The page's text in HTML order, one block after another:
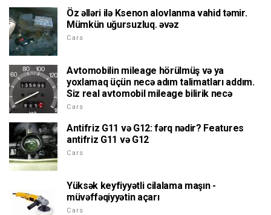
Öz əlləri ilə Ksenon alovlanma vahid təmir.
Mümkün uğursuzluq. əvəz
Cars
Avtomobilin mileage hörülmüş və ya
yoxlamaq üçün necə adım talimatları addım.
Siz real avtomobil mileage bilirik necə
Cars
Antifriz G11 və G12: fərq nədir? Features
antifriz G11 və G12
Cars
Yüksək keyfiyyətli cilalama maşın -
müvəffəqiyyətin açarı
Cars